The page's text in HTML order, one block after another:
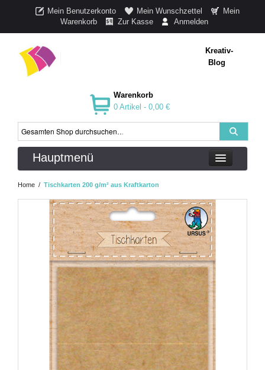
Mein Benutzerkonto Mein Wunschzettel
Mein
Warenkorb
Zur Kasse Anmelden
Kreativ-
Blog
Warenkorb
0 Artikel - 0,00 €
Hauptmenü
Home / Tischkarten 200 g/m² aus Kraftkarton